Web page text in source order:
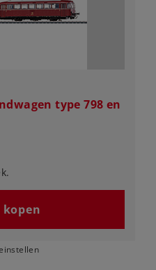
type 798 en